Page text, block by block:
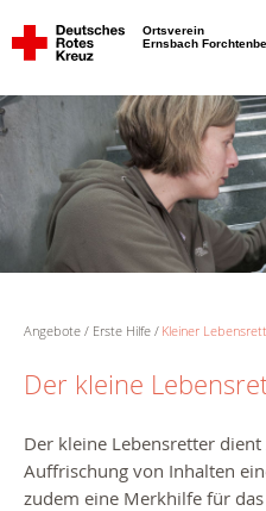
Ortsverein
Ernsbach
Angebote Erste Hilfe Kleiner
Der kleine
Der kleine Lebensretter
Auffrischung von Inhalten
zudem eine Merkhilfe für